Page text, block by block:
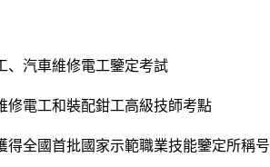
、汽車維修電工鑒定考試
修電工和裝配鉗工高級技師考點
得全國首批國家示範職業技能鑒定所稱号